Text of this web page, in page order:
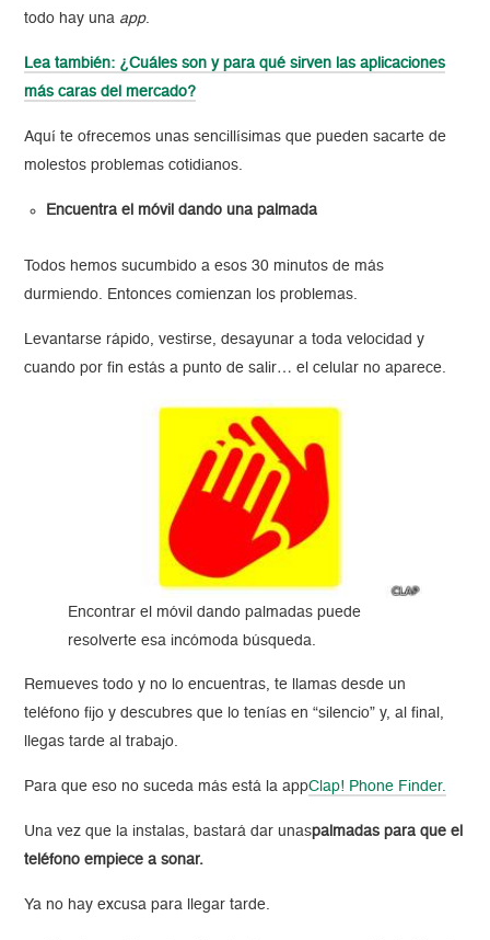
todo hay una app.
Lea también: ¿Cuáles son y para qué sirven las aplicaciones
más caras del mercado?
Aquí te ofrecemos unas sencillísimas que pueden sacarte de
molestos problemas cotidianos.
Encuentra el móvil dando una palmada
Todos hemos sucumbido a esos 30 minutos de más
durmiendo. Entonces comienzan los problemas.
Levantarse rápido, vestirse, desayunar a toda velocidad y
cuando por fin estás a punto de salir… el celular no aparece.
Encontrar el móvil dando palmadas puede
resolverte esa incómoda búsqueda.
Remueves todo y no lo encuentras, te llamas desde un
teléfono fijo y descubres que lo tenías en “silencio” y, al final,
llegas tarde al trabajo.
Para que eso no suceda más está la appClap! Phone Finder.
Una vez que la instalas, bastará dar unaspalmadas para que el
teléfono empiece a sonar.
Ya no hay excusa para llegar tarde.